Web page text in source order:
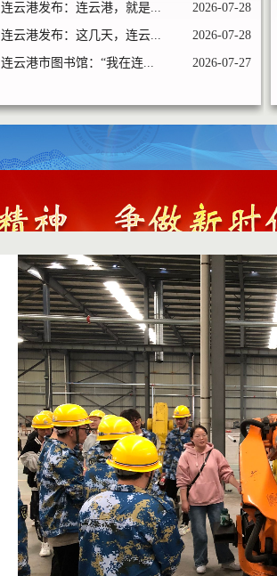
连云港发布：连云港，就是... 2026-07-28
连云港发布：这几天，连云... 2026-07-28
连云港市图书馆：“我在连... 2026-07-27